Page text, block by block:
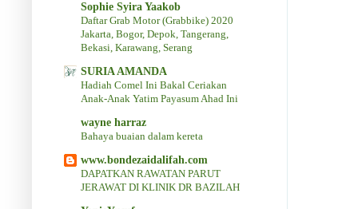
Sophie Syira Yaakob
Daftar Grab Motor (Grabbike) 2020
Jakarta, Bogor, Depok, Tangerang,
Bekasi, Karawang, Serang
SURIA AMANDA
Hadiah Comel Ini Bakal Ceriakan
Anak-Anak Yatim Payasum Ahad Ini
wayne harraz
Bahaya buaian dalam kereta
www.bondezaidalifah.com
DAPATKAN RAWATAN PARUT
JERAWAT DI KLINIK DR BAZILAH